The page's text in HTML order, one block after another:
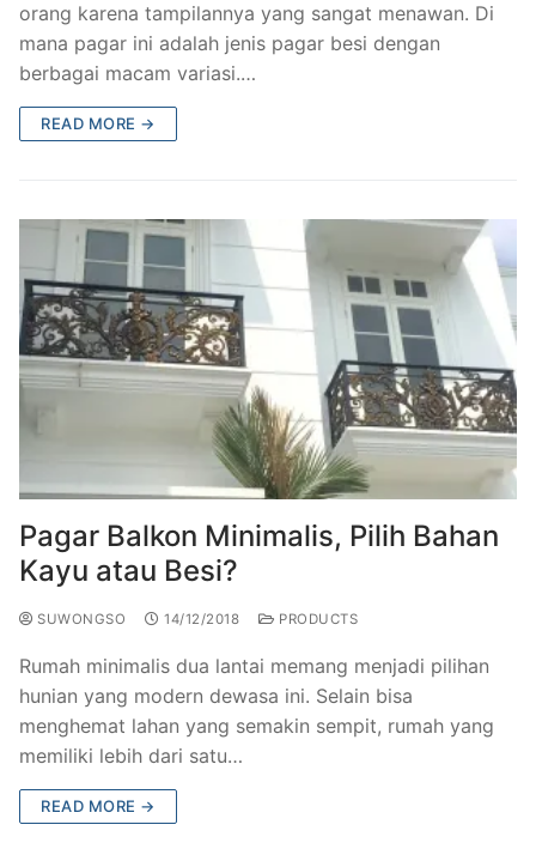
orang karena tampilannya yang sangat menawan. Di
mana pagar ini adalah jenis pagar besi dengan
berbagai macam variasi.…
READ MORE →
Pagar Balkon Minimalis, Pilih Bahan
Kayu atau Besi?
SUWONGSO 14/12/2018 PRODUCTS
Rumah minimalis dua lantai memang menjadi pilihan
hunian yang modern dewasa ini. Selain bisa
menghemat lahan yang semakin sempit, rumah yang
memiliki lebih dari satu…
READ MORE →